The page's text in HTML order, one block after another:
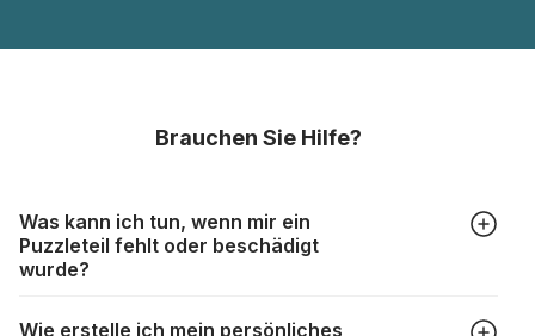
Brauchen Sie Hilfe?
Was kann ich tun, wenn mir ein
Puzzleteil fehlt oder beschädigt
wurde?
Wie erstelle ich mein persönliches